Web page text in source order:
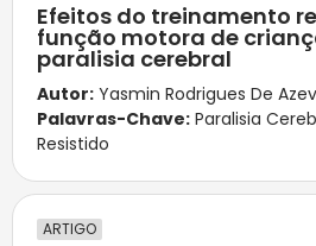
Efeitos do treinamento
função motora de
paralisia cerebral
Autor: Yasmin Rodrigues De
Palavras-Chave: Paralisia
Resistido
ARTIGO